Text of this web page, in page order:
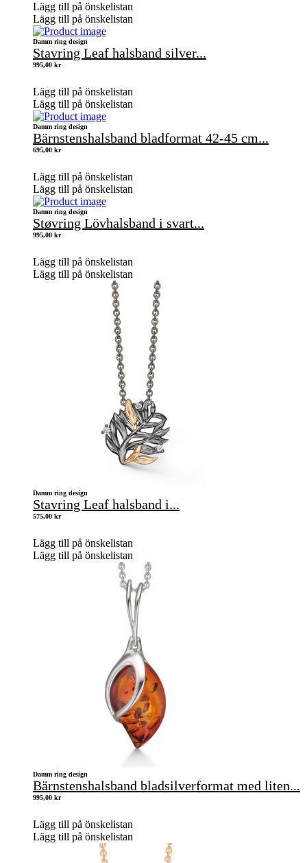
Lägg till på önskelistan
Lägg till på önskelistan
Damm ring design
Stavring Leaf halsband silver...
995,00 kr
Lägg till på önskelistan
Lägg till på önskelistan
Damm ring design
Bärnstenshalsband bladformat 42-45 cm...
695,00 kr
Lägg till på önskelistan
Lägg till på önskelistan
Damm ring design
Støvring Lövhalsband i svart...
995,00 kr
Lägg till på önskelistan
Lägg till på önskelistan
Damm ring design
Stavring Leaf halsband i...
575,00 kr
Lägg till på önskelistan
Lägg till på önskelistan
Damm ring design
Bärnstenshalsband bladsilverformat med liten...
995,00 kr
Lägg till på önskelistan
Lägg till på önskelistan